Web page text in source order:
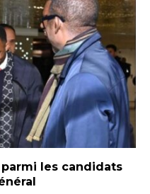
parmi les candidats